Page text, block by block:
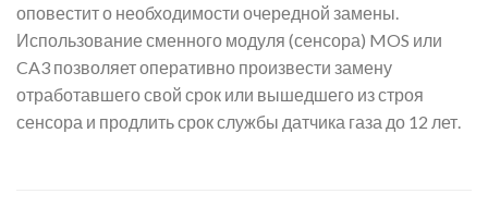
оповестит о необходимости очередной замены.
Использование сменного модуля (сенсора) MOS или
CA3 позволяет оперативно произвести замену
отработавшего свой срок или вышедшего из строя
сенсора и продлить срок службы датчика газа до 12 лет.